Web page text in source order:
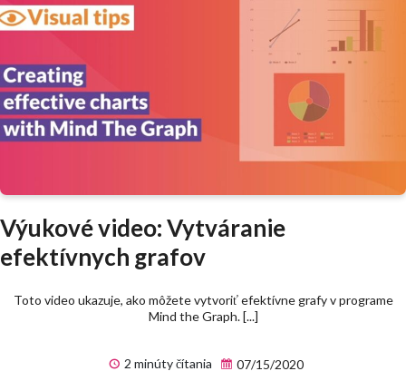
Výukové video: Vytváranie
efektívnych grafov
Toto video ukazuje, ako môžete vytvoriť efektívne grafy v programe
Mind the Graph. [...]
2 minúty čítania 07/15/2020